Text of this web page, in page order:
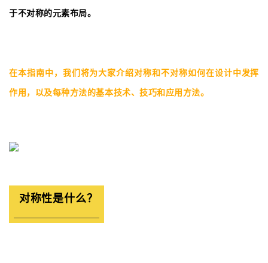
于不对称的元素布局。
在本指南中，我们将为大家介绍对称和不对称如何在设计中发挥
作用，以及每种方法的基本技术、技巧和应用方法。
对称性是什么？